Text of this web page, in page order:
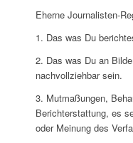
Eherne Journalisten-
1. Das was Du
2. Das was Du an
nachvollziehbar sein.
3. Mutmaßungen,
Berichterstattung, es
oder Meinung des